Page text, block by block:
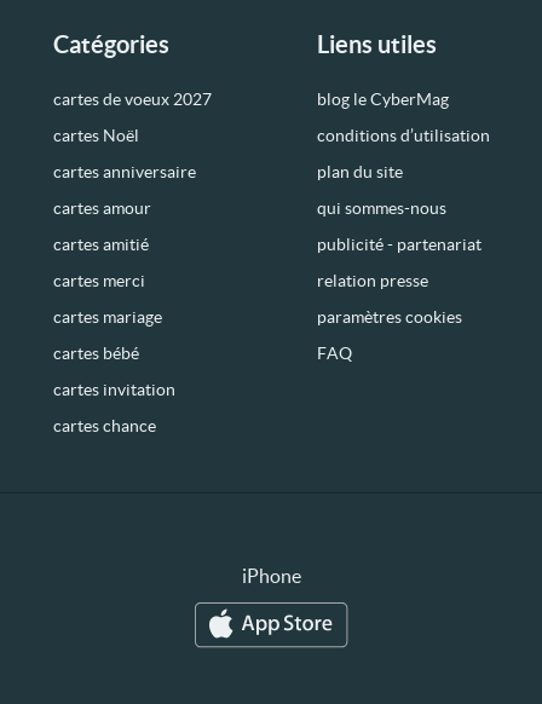
Catégories
cartes de voeux 2027
cartes Noël
cartes anniversaire
cartes amour
cartes amitié
cartes merci
cartes mariage
cartes bébé
cartes invitation
cartes chance
Liens utiles
blog le CyberMag
conditions d’utilisation
plan du site
qui sommes-nous
publicité - partenariat
relation presse
paramètres cookies
FAQ
iPhone